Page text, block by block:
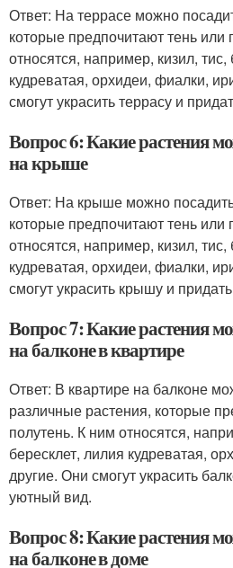
Ответ: На террасе можно
которые предпочитают тень или
относятся, например, кизил, тис,
кудреватая, орхидеи, фиалки,
смогут украсить террасу и
Вопрос 6: Какие растения
на крыше
Ответ: На крыше можно
которые предпочитают тень или
относятся, например, кизил, тис,
кудреватая, орхидеи, фиалки,
смогут украсить крышу и
Вопрос 7: Какие растения
на балконе в квартире
Ответ: В квартире на балконе
различные растения, которые
полутень. К ним относятся,
бересклет, лилия кудреватая,
другие. Они смогут украсить
уютный вид.
Вопрос 8: Какие растения
на балконе в доме